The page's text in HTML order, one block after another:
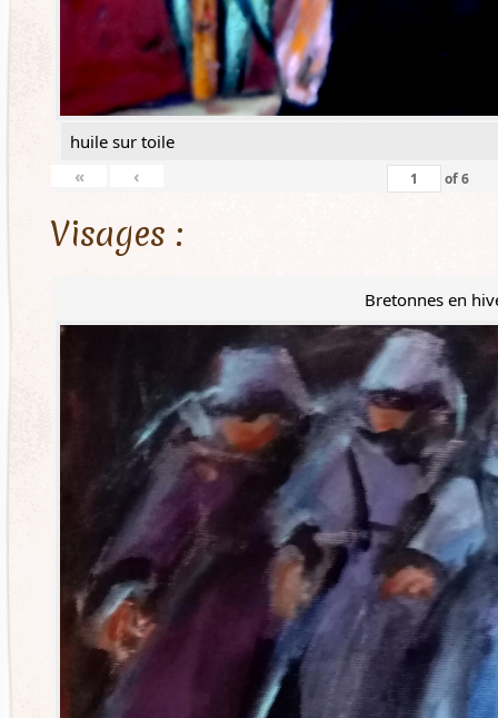
huile sur toile
«
‹ of6
Visages :
Bretonnes en